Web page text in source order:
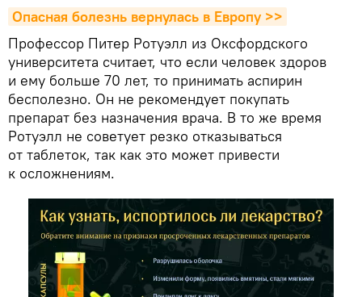
Опасная болезнь вернулась в Европу >>
Профессор Питер Ротуэлл из Оксфордского
университета считает, что если человек здоров
и ему больше 70 лет, то принимать аспирин
бесполезно. Он не рекомендует покупать
препарат без назначения врача. В то же время
Ротуэлл не советует резко отказываться
от таблеток, так как это может привести
к осложнениям.